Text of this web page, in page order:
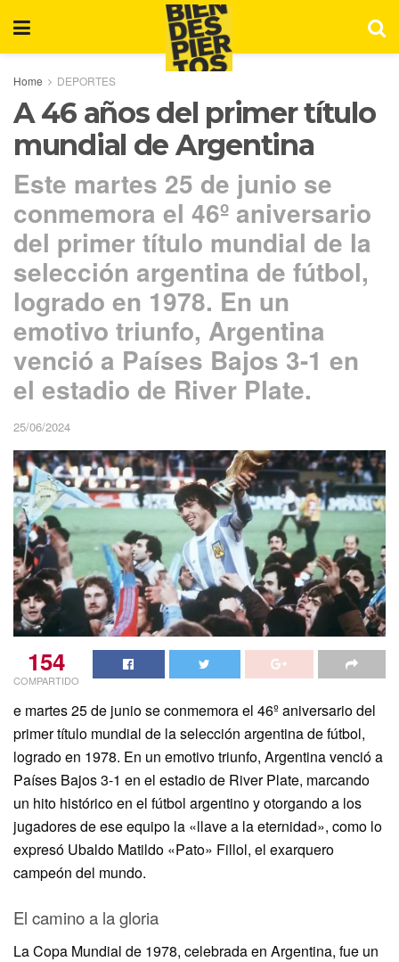
Home DEPORTES
A 46 años del primer título
mundial de Argentina
Este martes 25 de junio se
conmemora el 46º aniversario
del primer título mundial de la
selección argentina de fútbol,
logrado en 1978. En un
emotivo triunfo, Argentina
venció a Países Bajos 3-1 en
el estadio de River Plate.
25/06/2024
154
COMPARTIDO
e martes 25 de junio se conmemora el 46º aniversario del
primer título mundial de la selección argentina de fútbol,
logrado en 1978. En un emotivo triunfo, Argentina venció a
Países Bajos 3-1 en el estadio de River Plate, marcando
un hito histórico en el fútbol argentino y otorgando a los
jugadores de ese equipo la «llave a la eternidad», como lo
expresó Ubaldo Matildo «Pato» Fillol, el exarquero
campeón del mundo.
El camino a la gloria
La Copa Mundial de 1978, celebrada en Argentina, fue un